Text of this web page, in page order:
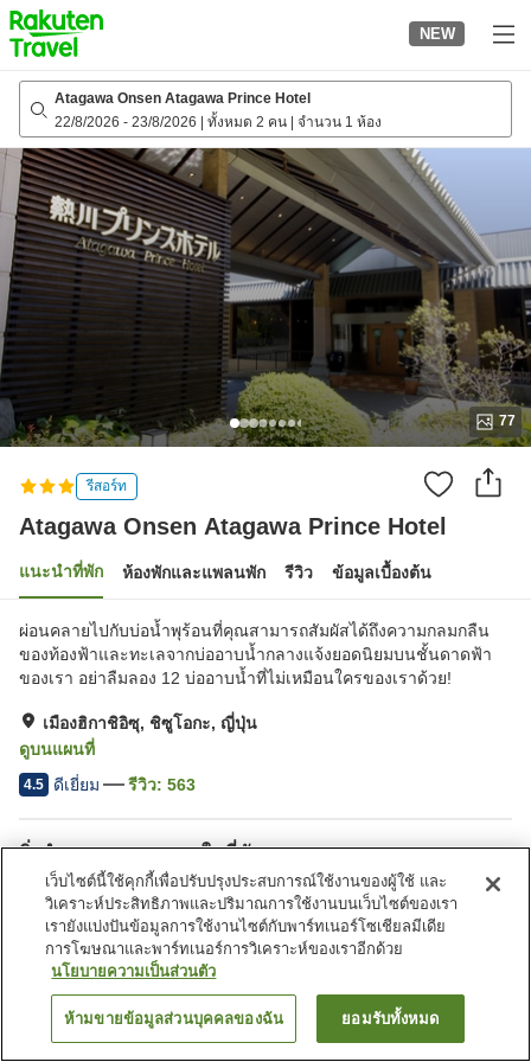
to
top
page
NEW
Atagawa Onsen Atagawa Prince Hotel
22/8/2026 - 23/8/2026 ทั้งหมด 2 คน จำนวน 1 ห้อง
77
รีสอร์ท
Atagawa Onsen Atagawa Prince Hotel
แนะนำที่พัก ห้องพักและแพลนพัก รีวิว ข้อมูลเบื้องต้น
ผ่อนคลายไปกับบ่อน้ำพุร้อนที่คุณสามารถสัมผัสได้ถึงความกลมกลืน
ของท้องฟ้าและทะเลจากบ่ออาบน้ำกลางแจ้งยอดนิยมบนชั้นดาดฟ้า
ของเรา อย่าลืมลอง 12 บ่ออาบน้ำที่ไม่เหมือนใครของเราด้วย!
เมืองฮิกาชิอิซุ, ชิซูโอกะ, ญี่ปุ่น
ดูบนแผนที่
4.5 ดีเยี่ยม รีวิว: 563
สิ่งอำนวยความสะดวกในที่พัก
ที่จอดรถ
อ่างน้ำวน
ซาวน่า
สปา/บิวตี้ซาลอน
หน้าแรก ญี่ปุ่น ชิซูโอกะ
Atagawa Onsen Atagawa Prince Hotel
ค้นหาห้องพัก
เว็บไซต์นี้ใช้คุกกี้เพื่อปรับปรุงประสบการณ์ใช้งานของผู้ใช้ และ
วิเคราะห์ประสิทธิภาพและปริมาณการใช้งานบนเว็บไซต์ของเรา
เรายังแบ่งปันข้อมูลการใช้งานไซต์กับพาร์ทเนอร์โซเชียลมีเดีย
การโฆษณาและพาร์ทเนอร์การวิเคราะห์ของเราอีกด้วย
นโยบายความเป็นส่วนตัว
ห้ามขายข้อมูลส่วนบุคคลของฉัน ยอมรับทั้งหมด